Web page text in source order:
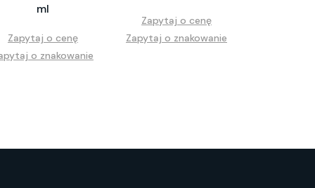
ml
Zapytaj o cenę
o znakowanie
Zapytaj o cenę
Zapytaj o znakowanie